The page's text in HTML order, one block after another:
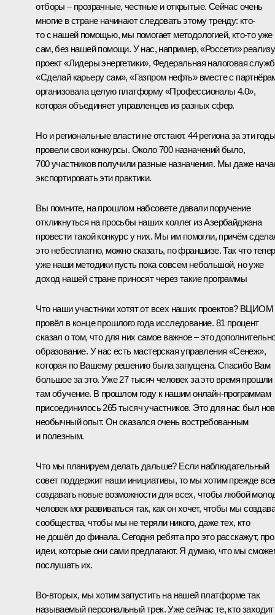
отборы – прозрачные, честные и открытые. Сейчас очень
многие в стране начинают следовать этому тренду: кто-
то с нашей помощью, мы помогает методологией, кто-то уже
сам, без нашей помощи. У нас, например, «Россети»
проект «Лидеры энергетики», Федеральная налоговая
«Сделай карьеру сам», «Газпром нефть» вместе с
организовала целую платформу «Профессионалы 4.0»,
которая объединяет управленцев из разных сфер.
Но и региональные власти не отстают. 44 региона за эти годы
провели свои конкурсы. Около 700 назначений было,
700 участников получили разные назначения. Мы даже
экспортировать эти практики.
Вы помните, на прошлом набсовете давали поручение
откликнуться на просьбы наших коллег из Азербайджана
провести такой конкурс у них. Мы им помогли, причём
это небесплатно, можно сказать, по франшизе. Так что
уже наши методики пусть пока совсем небольшой, но уже
доход нашей стране приносят через такие программы
Что наши участники хотят от всех наших проектов? ВЦИОМ
провёл в конце прошлого года исследование. 81 процент
сказал о том, что для них самое важное – это
образование. У нас есть мастерская управления «Сенеж»,
которая по Вашему решению была запущена. Спасибо Вам
большое за это. Уже 27 тысяч человек за это время прошли
там обучение. В прошлом году к нашим онлайн-программам
присоединилось 265 тысяч участников. Это для нас был
необычный опыт. Он оказался очень востребованным
и полезным.
Что мы планируем делать дальше? Если наблюдательный
совет поддержит наши инициативы, то мы хотим прежде
создавать новые возможности для всех, чтобы любой
человек мог развиваться так, как он хочет, чтобы мы
сообщества, чтобы мы не теряли никого, даже тех, кто
не дошёл до финала. Сегодня ребята про это расскажут, про
идеи, которые они сами предлагают. Я думаю, что мы
послушать их.
Во-вторых, мы хотим запустить на нашей платформе так
называемый персональный трек. Уже сейчас те, кто заходит